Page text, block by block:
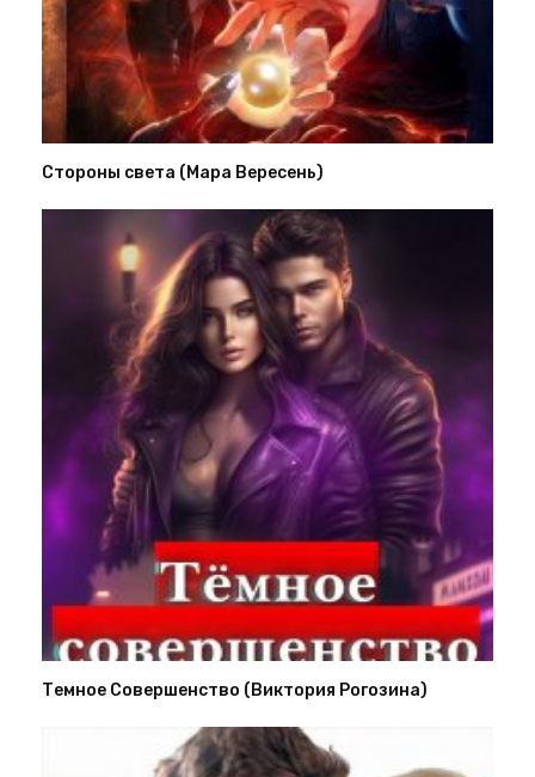
Стороны света (Мара Вересень)
Темное Совершенство (Виктория Рогозина)